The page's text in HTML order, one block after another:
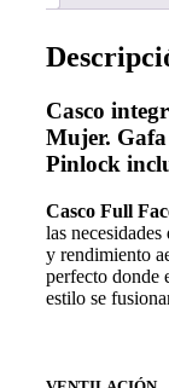
Casco
Mujer.
Pinlock
Casco Full
las
y rendimiento
perfecto donde
estilo se